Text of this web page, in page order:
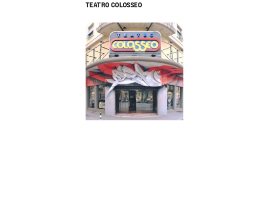
TEATRO COLOSSEO